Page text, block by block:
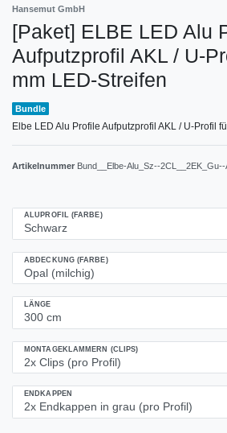
Hansemut GmbH
[Paket] ELBE LED Alu
Aufputzprofil AKL / U-
mm LED-Streifen
Bundle
Elbe LED Alu Profile Aufputzprofil AKL / U-Profil
Artikelnummer Bund__Elbe-Alu_Sz--
ALUPROFIL (FARBE)
ABDECKUNG (FARBE)
LÄNGE
MONTAGEKLAMMERN (CLIPS)
ENDKAPPEN